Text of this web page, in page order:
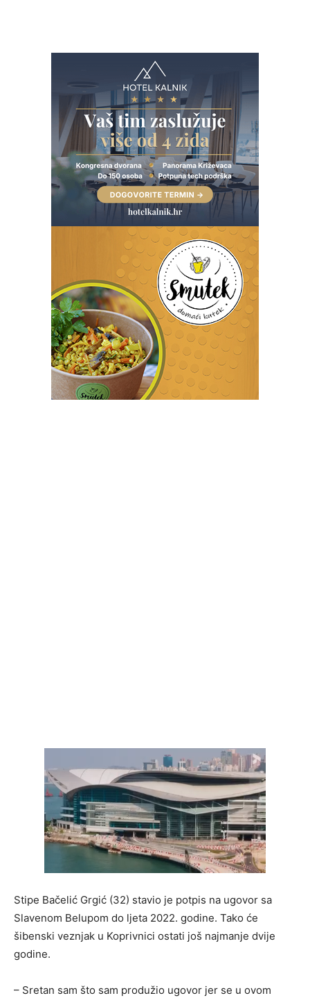
Stipe Bačelić Grgić (32) stavio je potpis na ugovor sa
Slavenom Belupom do ljeta 2022. godine. Tako će
šibenski veznjak u Koprivnici ostati još najmanje dvije
godine.
– Sretan sam što sam produžio ugovor jer se u ovom